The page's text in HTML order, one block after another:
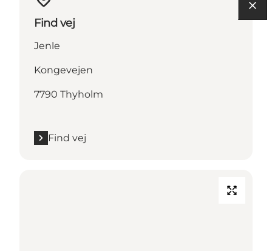
Find vej
Jenle
Kongevejen
7790 Thyholm
Find vej